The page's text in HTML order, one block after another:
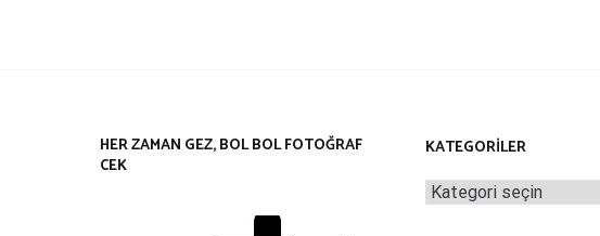
HER ZAMAN GEZ, BOL BOL FOTOĞRAF
CEK
KATEGORILER
Kategoriler